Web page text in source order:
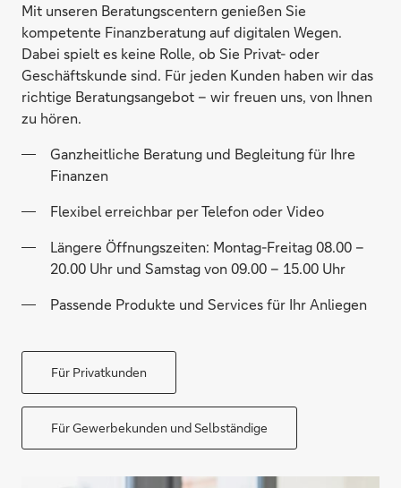
Mit unseren Beratungscentern genießen Sie
kompetente Finanzberatung auf digitalen Wegen.
Dabei spielt es keine Rolle, ob Sie Privat- oder
Geschäftskunde sind. Für jeden Kunden haben wir das
richtige Beratungsangebot – wir freuen uns, von Ihnen
zu hören.
Ganzheitliche Beratung und Begleitung für Ihre
Finanzen
Flexibel erreichbar per Telefon oder Video
Längere Öffnungszeiten: Montag-Freitag 08.00 –
20.00 Uhr und Samstag von 09.00 – 15.00 Uhr
Passende Produkte und Services für Ihr Anliegen
Für Privatkunden
Für Gewerbekunden und Selbständige